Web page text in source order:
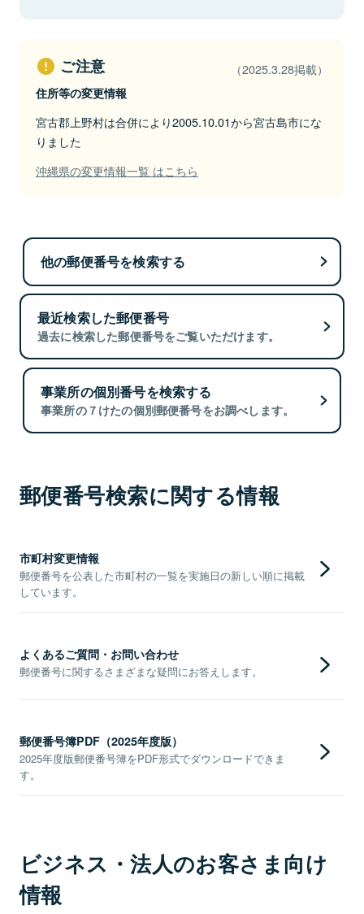
ご注意 （2025.3.28掲載）
住所等の変更情報
宮古郡上野村は合併により2005.10.01から宮古島市にな
りました
沖縄県の変更情報一覧 はこちら
他の郵便番号を検索する
最近検索した郵便番号
過去に検索した郵便番号をご覧いただけます。
事業所の個別番号を検索する
事業所の７けたの個別郵便番号をお調べします。
郵便番号検索に関する情報
市町村変更情報
郵便番号を公表した市町村の一覧を実施日の新しい順に掲載
しています。
よくあるご質問・お問い合わせ
郵便番号に関するさまざまな疑問にお答えします。
郵便番号簿PDF（2025年度版）
2025年度版郵便番号簿をPDF形式でダウンロードできま
す。
ビジネス・法人のお客さま向け
情報